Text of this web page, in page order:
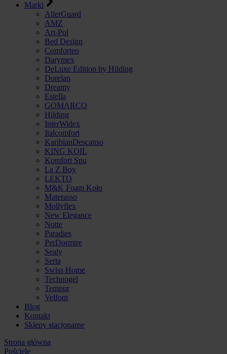
Marki
AllerGuard
AMZ
Art-Pol
Bed Design
Comforteo
Darymex
DeLuxe Edition by Hilding
Dorelan
Dreamy
Estella
GOMARCO
Hilding
InterWidex
Italcomfort
KaribianDescanso
KING KOIL
Komfort Snu
La Z Boy
LEKTO
M&K Foam Koło
Materasso
Mollyflex
New Elegance
Notte
Paradies
PerDormire
Sealy
Serta
Swiss Home
Technogel
Tempur
Velfont
Blog
Kontakt
Sklepy stacjonarne
Strona główna
Pościele